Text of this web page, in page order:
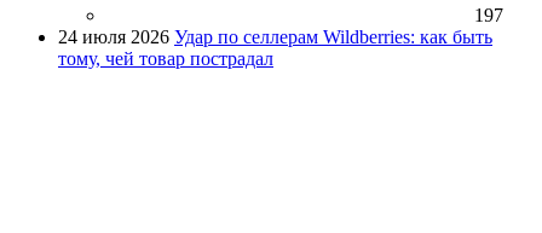
197
24 июля 2026 Удар по селлерам Wildberries: как быть
тому, чей товар пострадал